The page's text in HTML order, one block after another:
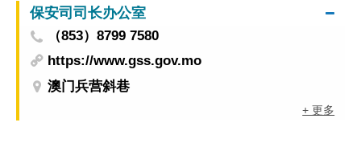
保安司司长办公室
（853）8799 7580
https://www.gss.gov.mo
澳门兵营斜巷
+ 更多